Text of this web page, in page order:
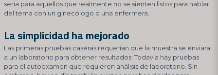
seria para aquellos que realmente no se sienten listos para hablar
del tema con un ginecólogo o una enfermera.
La simplicidad ha mejorado
Las primeras pruebas caseras requerían que la muestra se enviara
a un laboratorio para obtener resultados. Todavía hay pruebas
para el autoexamen que requieren análisis de laboratorio. Sin